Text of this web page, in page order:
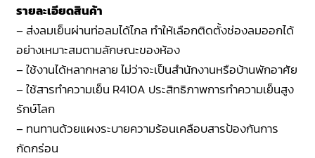
รายละเอียดสินค้า
– ส่งลมเย็นผ่านท่อลมได้ไกล ทำให้เลือกติดตั้งช่องลมออกได้
อย่างเหมาะสมตามลักษณะของห้อง
– ใช้งานได้หลากหลาย ไม่ว่าจะเป็นสำนักงานหรือบ้านพักอาศัย
– ใช้สารทำความเย็น R410A ประสิทธิภาพการทำความเย็นสูง
รักษ์โลก
– ทนทานด้วยแผงระบายความร้อนเคลือบสารป้องกันการ
กัดกร่อน